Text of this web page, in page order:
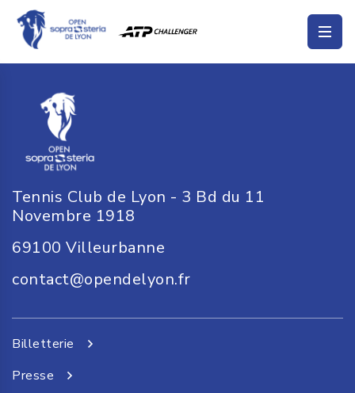
Tennis Club de Lyon - 3 Bd du 11
Novembre 1918
69100 Villeurbanne
contact@opendelyon.fr
Billetterie
Presse